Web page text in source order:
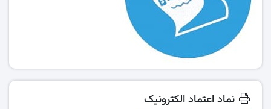
نماد اعتماد الکترونیک